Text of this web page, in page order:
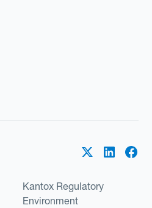
Kantox Regulatory
Environment